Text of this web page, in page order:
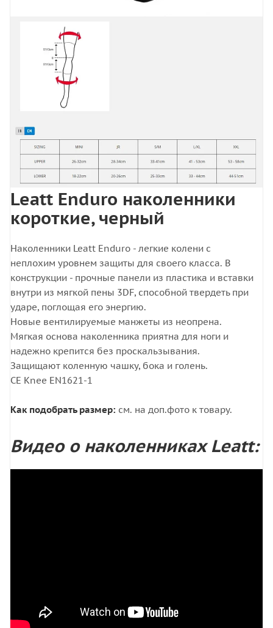
Leatt Enduro наколенники
короткие, черный
Наколенники Leatt Enduro - легкие колени с
неплохим уровнем защиты для своего класса. В
конструкции - прочные панели из пластика и вставки
внутри из мягкой пены 3DF, способной твердеть при
ударе, поглощая его энергию.
Новые вентилируемые манжеты из неопрена.
Мягкая основа наколенника приятна для ноги и
надежно крепится без проскальзывания.
Защищают коленную чашку, бока и голень.
CE Knee EN1621-1
Как подобрать размер: см. на доп.фото к товару.
Видео о наколенниках Leatt: